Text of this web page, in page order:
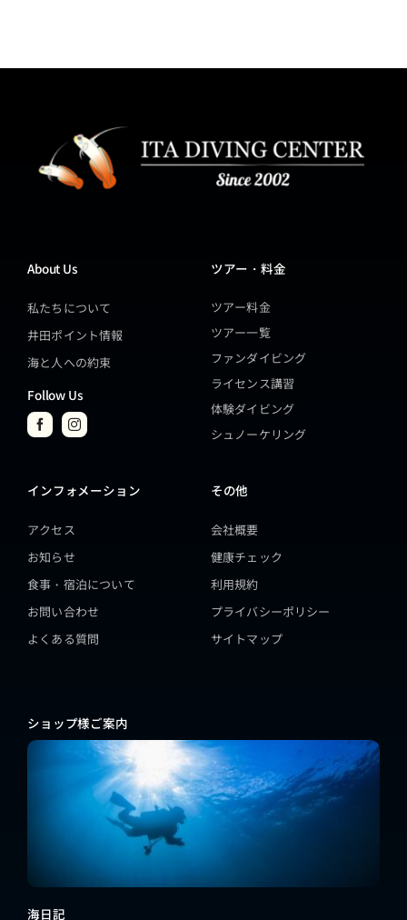
About Us
私たちについて
井田ポイント情報
海と人への約束
Follow Us
ツアー・料金
ツアー料金
ツアー一覧
ファンダイビング
ライセンス講習
体験ダイビング
シュノーケリング
インフォメーション
アクセス
お知らせ
食事・宿泊について
お問い合わせ
よくある質問
その他
会社概要
健康チェック
利用規約
プライバシーポリシー
サイトマップ
ショップ様ご案内
海日記